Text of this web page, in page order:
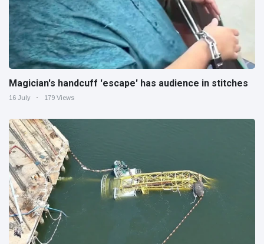
Magician's handcuff 'escape' has audience in stitches
16 July 179 Views